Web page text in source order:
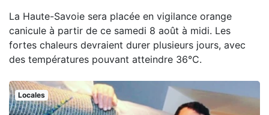
La Haute-Savoie sera placée en vigilance orange
canicule à partir de ce samedi 8 août à midi. Les
fortes chaleurs devraient durer plusieurs jours, avec
des températures pouvant atteindre 36°C.
Locales